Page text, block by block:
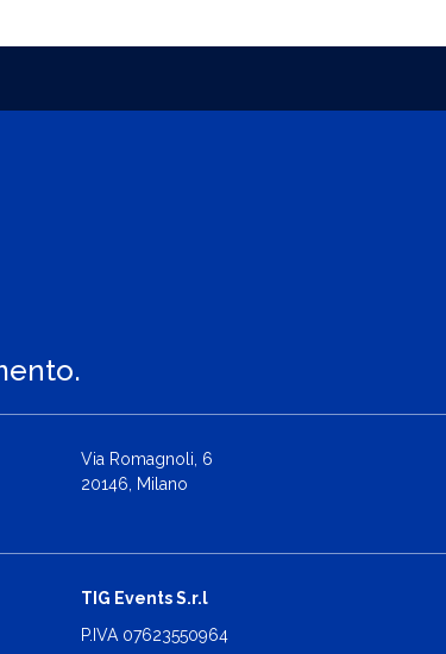
Via Romagnoli, 6
20146, Milano
TIG Events S.r.l
P.IVA 07623550964